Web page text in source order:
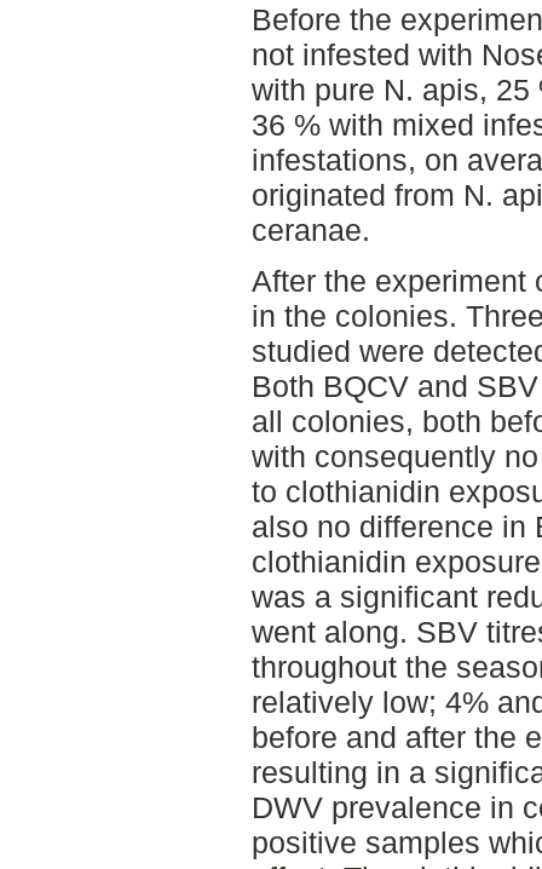
Before the
not infested with
with pure N. apis, 25
36 % with mixed
infestations, on
originated from N.
ceranae.
After the experiment
in the colonies.
studied were
Both BQCV and
all colonies, both
with consequently
to clothianidin
also no difference in
clothianidin
was a significant
went along. SBV
throughout the
relatively low; 4%
before and after the
resulting in a
DWV prevalence in
positive samples